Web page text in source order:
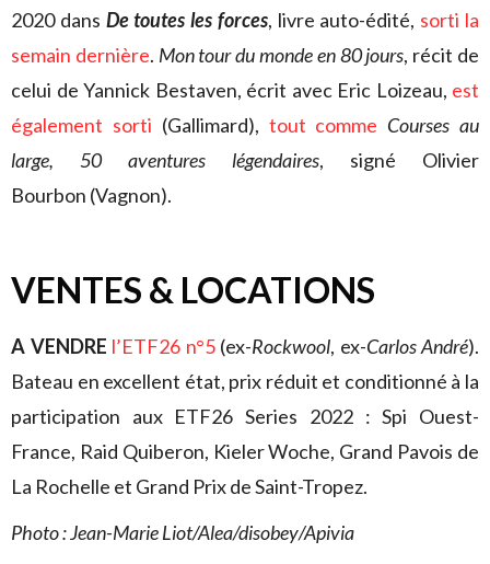
2020 dans De toutes les forces, livre auto-édité, sorti la
semain dernière. Mon tour du monde en 80 jours, récit de
celui de Yannick Bestaven, écrit avec Eric Loizeau, est
également sorti (Gallimard), tout comme Courses au
large, 50 aventures légendaires, signé Olivier
Bourbon (Vagnon).
VENTES & LOCATIONS
A VENDRE l’ETF26 n°5(ex-Rockwool, ex-Carlos André).
Bateau en excellent état, prix réduit et conditionné à la
participation aux ETF26 Series 2022 : Spi Ouest-
France, Raid Quiberon, Kieler Woche, Grand Pavois de
La Rochelle et Grand Prix de Saint-Tropez.
Photo : Jean-Marie Liot/Alea/disobey/Apivia